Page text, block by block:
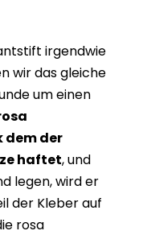
irgendwie
wir das gleiche
um einen
dem der
haftet, und
legen, wird er
der Kleber auf
rosa